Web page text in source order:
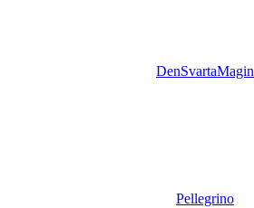
DenSvartaMagin
Pellegrino